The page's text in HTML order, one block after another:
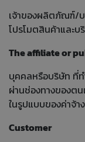
เจ้าของผลิตภัณฑ์/
โปรโมตสินค้าและบ
The affiliate or
บุคคลหรือบริษัท ที่ท
ผ่านช่องทางของต
ในรูปแบบของค่าจ้
Customer